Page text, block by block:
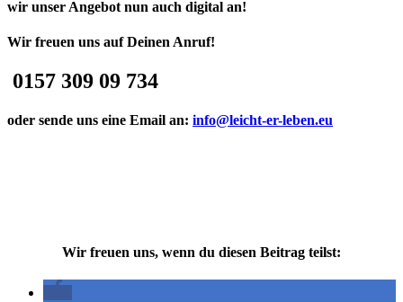
wir unser Angebot nun auch digital an!
Wir freuen uns auf Deinen Anruf!
0157 309 09 734
oder sende uns eine Email an: info@leicht-er-leben.eu
Wir freuen uns, wenn du diesen Beitrag teilst: